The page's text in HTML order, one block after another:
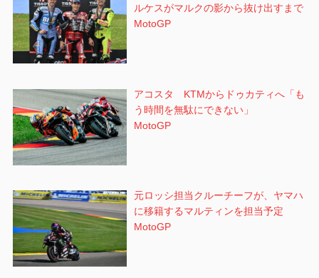
ルケスがマルクの影から抜け出すまで
MotoGP
アコスタ KTMからドゥカティへ「も
う時間を無駄にできない」
MotoGP
元ロッシ担当クルーチーフが、ヤマハ
に移籍するマルティンを担当予定
MotoGP